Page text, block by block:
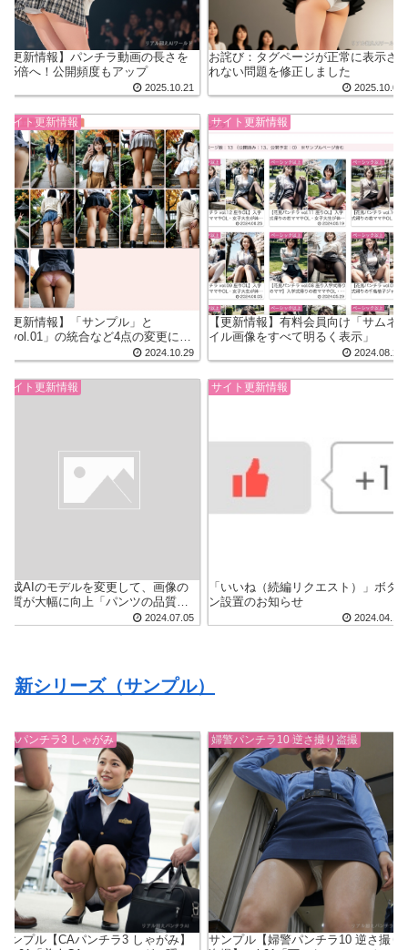
更新情報】パンチラ動画の長さを
5倍へ！公開頻度もアップ
2025.10.21
お詫び：タグページが正常に表示さ
れない問題を修正しました
2025.10.01
サイト更新情報
更新情報】「サンプル」と
vol.01」の統合など4点の変更につ
2024.10.29
サイト更新情報
【更新情報】有料会員向け「サムネ
イル画像をすべて明るく表示」
2024.08.24
サイト更新情報
成AIのモデルを変更して、画像の
質が大幅に向上「パンツの品質・
類を増やしていきます」2024.07.05
サイト更新情報
「いいね（続編リクエスト）」ボタ
ン設置のお知らせ
2024.04.18
新シリーズ（サンプル）
CAパンチラ3 しゃがみ
ンプル【CAパンチラ3 しゃがみ】
婦警パンチラ10 逆さ撮り盗撮
サンプル【婦警パンチラ10 逆さ撮り